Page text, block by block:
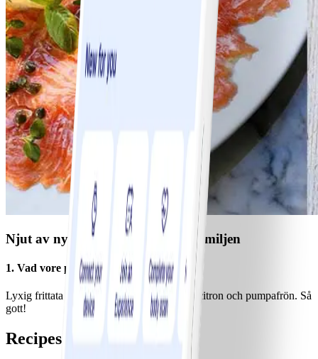
Njut av nyttig påskmat för hela familjen
1. Vad vore påsken utan ägg?
Lyxig frittata med chèvre, sparris, lök, dill, citron och pumpafrön. Så
gott!
Recipes